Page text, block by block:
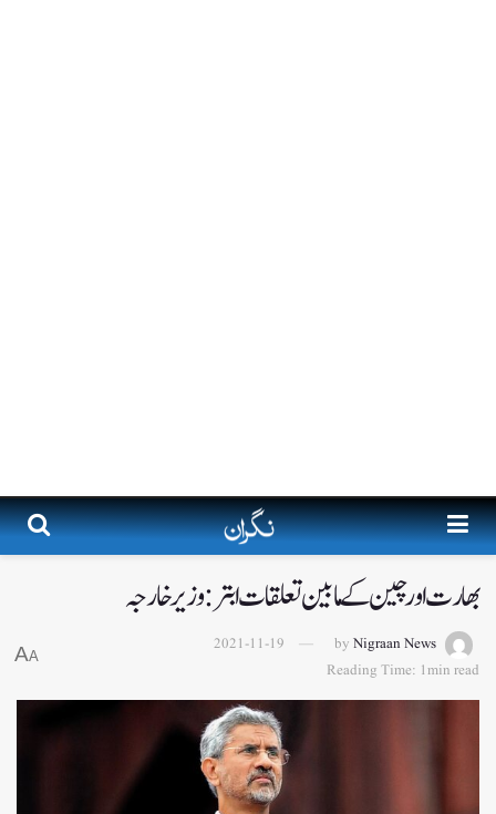
بھارت اور چین کے مابین تعلقات ابتر: وزیر خارجہ
by Nigraan News
2021-11-19
Reading Time: 1min read
A
A